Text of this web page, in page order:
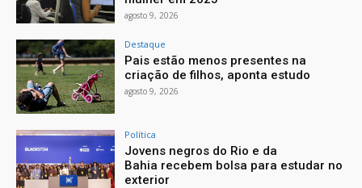
agosto 9, 2026
Destaque
Pais estão menos presentes na
criação de filhos, aponta estudo
agosto 9, 2026
Política
Jovens negros do Rio e da
Bahia recebem bolsa para estudar no
exterior